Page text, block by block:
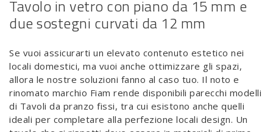
Tavolo in vetro con piano da 15 mm e
due sostegni curvati da 12 mm
Se vuoi assicurarti un elevato contenuto estetico nei
locali domestici, ma vuoi anche ottimizzare gli spazi,
allora le nostre soluzioni fanno al caso tuo. Il noto e
rinomato marchio Fiam rende disponibili parecchi modelli
di Tavoli da pranzo fissi, tra cui esistono anche quelli
ideali per completare alla perfezione locali design. Un